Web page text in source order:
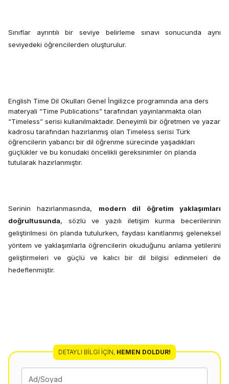
Sınıflar ayrıntılı bir seviye belirleme sınavı sonucunda aynı
seviyedeki öğrencilerden oluşturulur.
English Time Dil Okulları Genel İngilizce programında ana ders
materyali “Time Publications” tarafından yayınlanmakta olan
“Timeless” serisi kullanılmaktadır. Deneyimli bir öğretmen ve yazar
kadrosu tarafından hazırlanmış olan Timeless serisi Türk
öğrencilerin yabancı bir dil öğrenme sürecinde yaşadıkları
güçlükler ve bu konudaki öncelikli gereksinimler ön planda
tutularak hazırlanmıştır.
Serinin hazırlanmasında, modern dil öğretim yaklaşımları
doğrultusunda, sözlü ve yazılı iletişim kurma becerilerinin
geliştirilmesi ön planda tutulurken, faydası kanıtlanmış geleneksel
yöntem ve yaklaşımlarla öğrencilerin okuduğunu anlama yetilerini
geliştirmeleri ve güçlü ve kalıcı bir dil bilgisi edinmeleri de
hedeflenmiştir.
DETAYLI BILGI İÇIN HEMEN DOLDUR!
Ad/Soyad